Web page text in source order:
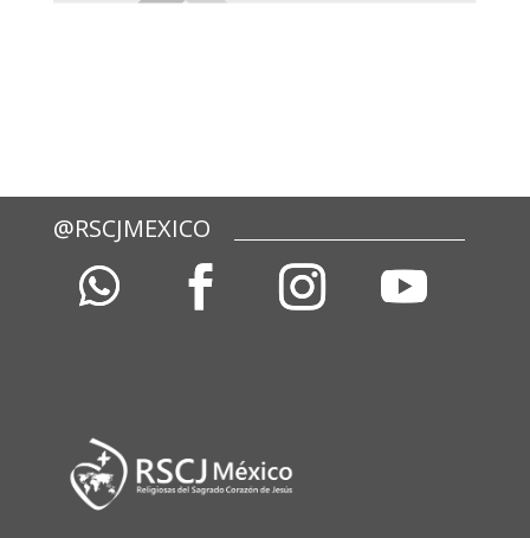
@RSCJMEXICO